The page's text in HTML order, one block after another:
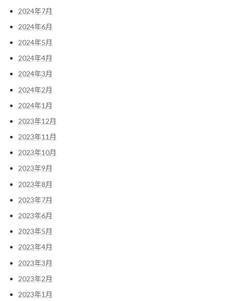
2024年7月
2024年6月
2024年5月
2024年4月
2024年3月
2024年2月
2024年1月
2023年12月
2023年11月
2023年10月
2023年9月
2023年8月
2023年7月
2023年6月
2023年5月
2023年4月
2023年3月
2023年2月
2023年1月